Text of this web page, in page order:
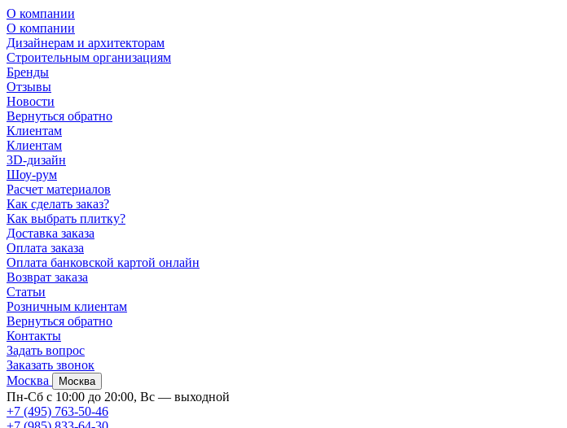
О компании
О компании
Дизайнерам и архитекторам
Строительным организациям
Бренды
Отзывы
Новости
Вернуться обратно
Клиентам
Клиентам
3D-дизайн
Шоу-рум
Расчет материалов
Как сделать заказ?
Как выбрать плитку?
Доставка заказа
Оплата заказа
Оплата банковской картой онлайн
Возврат заказа
Статьи
Розничным клиентам
Вернуться обратно
Контакты
Задать вопрос
Заказать звонок
Москва
Москва
Пн-Сб с 10:00 до 20:00, Вс — выходной
+7 (495) 763-50-46